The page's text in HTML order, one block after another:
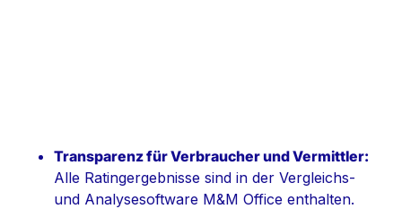
Transparenz für Verbraucher und Vermittler:
Alle Ratingergebnisse sind in der Vergleichs-
und Analysesoftware M&M Office enthalten.